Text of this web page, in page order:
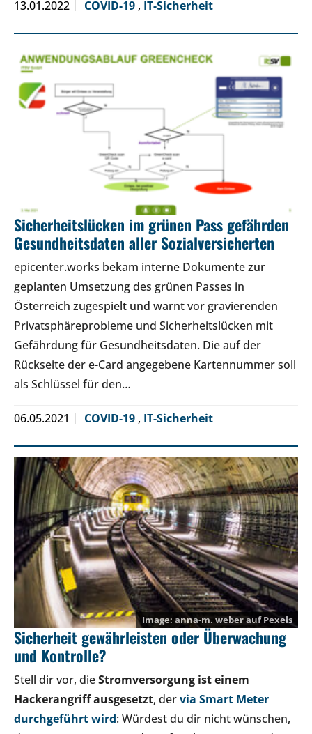
13.01.2022 COVID-19 , IT-Sicherheit
Sicherheitslücken im grünen Pass gefährden
Gesundheitsdaten aller Sozialversicherten
​epicenter.works bekam interne Dokumente zur
geplanten Umsetzung des grünen Passes in
Österreich zugespielt und warnt vor gravierenden
Privatsphäreprobleme und Sicherheitslücken mit
Gefährdung für Gesundheitsdaten. Die auf der
Rückseite der e-Card angegebene Kartennummer soll
als Schlüssel für den…
06.05.2021 COVID-19 , IT-Sicherheit
anna-m. weber auf Pexels
Sicherheit gewährleisten oder Überwachung
und Kontrolle?
Stell dir vor, dieStromversorgung ist einem
Hackerangriff ausgesetzt, dervia Smart Meter
durchgeführt wird: Würdest du dir nicht wünschen,